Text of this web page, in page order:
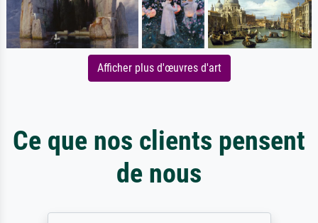
Afficher plus d'œuvres d'art
Ce que nos clients pensent
de nous